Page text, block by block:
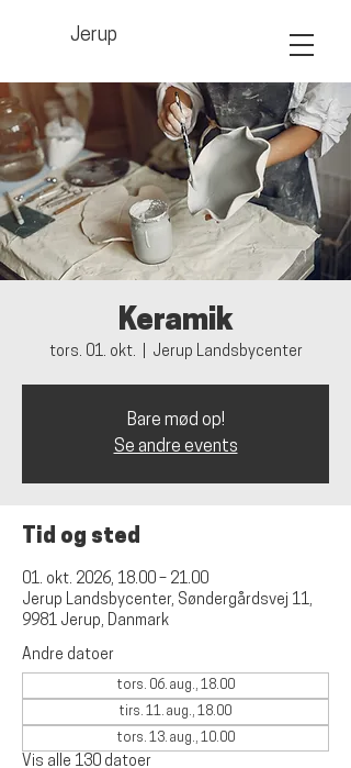
Jerup
Keramik
tors. 01. okt. Jerup Landsbycenter
Bare mød op!
Se andre events
Tid og sted
01. okt. 2026, 18.00 – 21.00
Jerup Landsbycenter, Søndergårdsvej 11,
9981 Jerup, Danmark
Andre datoer
tors. 06. aug., 18.00
tirs. 11. aug., 18.00
tors. 13. aug., 10.00
Vis alle 130 datoer